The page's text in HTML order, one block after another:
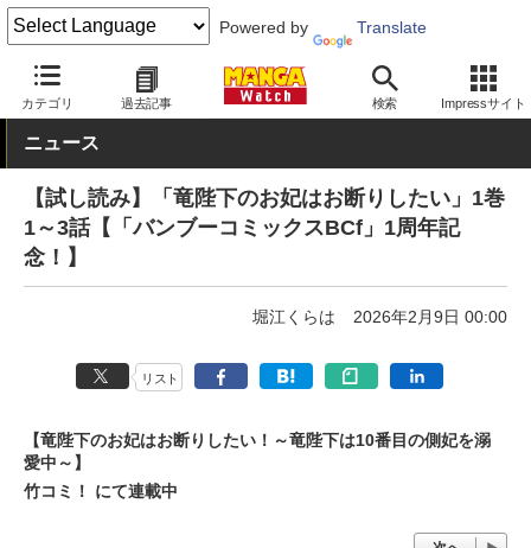
Powered by Translate
カテゴリ 過去記事 検索 Impressサイト
MANGA Watch フェア
ニュース
【試し読み】「竜陛下のお妃はお断りしたい」1巻
1～3話【「バンブーコミックスBCf」1周年記
念！】
堀江くらは 2026年2月9日 00:00
リスト
【竜陛下のお妃はお断りしたい！～竜陛下は10番目の側妃を溺
愛中～】
竹コミ！ にて連載中